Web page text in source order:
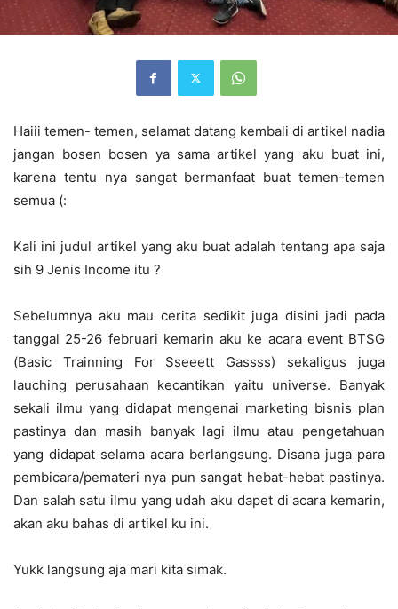
Haiii temen- temen, selamat datang kembali di artikel nadia
jangan bosen bosen ya sama artikel yang aku buat ini,
karena tentu nya sangat bermanfaat buat temen-temen
semua (:
Kali ini judul artikel yang aku buat adalah tentang apa saja
sih 9 Jenis Income itu ?
Sebelumnya aku mau cerita sedikit juga disini jadi pada
tanggal 25-26 februari kemarin aku ke acara event BTSG
(Basic Trainning For Sseeett Gassss) sekaligus juga
lauching perusahaan kecantikan yaitu universe. Banyak
sekali ilmu yang didapat mengenai marketing bisnis plan
pastinya dan masih banyak lagi ilmu atau pengetahuan
yang didapat selama acara berlangsung. Disana juga para
pembicara/pemateri nya pun sangat hebat-hebat pastinya.
Dan salah satu ilmu yang udah aku dapet di acara kemarin,
akan aku bahas di artikel ku ini.
Yukk langsung aja mari kita simak.